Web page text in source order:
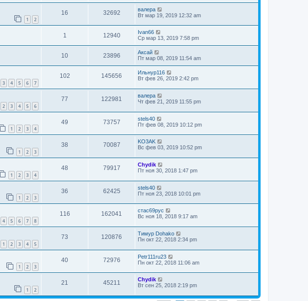
1 2
16 32692
валера
Вт мар 19, 2019 12:32 am
1 12940
Ivan66
Ср мар 13, 2019 7:58 pm
10 23896
Аксай
Пт мар 08, 2019 11:54 am
3 4 5 6 7
102 145656
Ильнур116
Вт фев 26, 2019 2:42 pm
2 3 4 5 6
77 122981
валера
Чт фев 21, 2019 11:55 pm
1 2 3 4
49 73757
stels40
Пт фев 08, 2019 10:12 pm
1 2 3
38 70087
KO3AK
Вс фев 03, 2019 10:52 pm
1 2 3 4
48 79917
Chydik
Пт ноя 30, 2018 1:47 pm
1 2 3
36 62425
stels40
Пт ноя 23, 2018 10:01 pm
4 5 6 7 8
116 162041
стас69рус
Вс ноя 18, 2018 9:17 am
1 2 3 4 5
73 120876
Тимур Dohako
Пн окт 22, 2018 2:34 pm
1 2 3
40 72976
Petr111ru23
Пн окт 22, 2018 11:06 am
1 2
21 45211
Chydik
Вт сен 25, 2018 2:19 pm